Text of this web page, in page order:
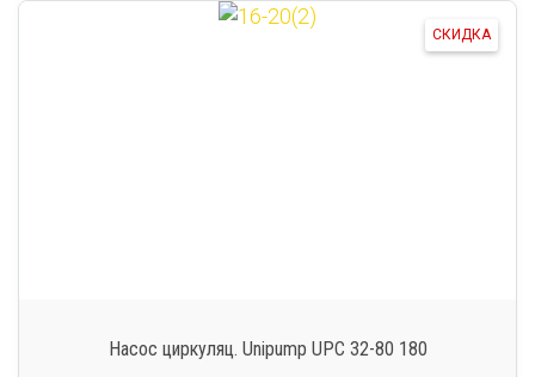
СКИДКА
Насос циркуляц. Unipump UPC 32-80 180